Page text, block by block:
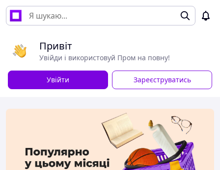
Привіт
Увійди і використовуй Пром на повну!
Увійти Зареєструватись